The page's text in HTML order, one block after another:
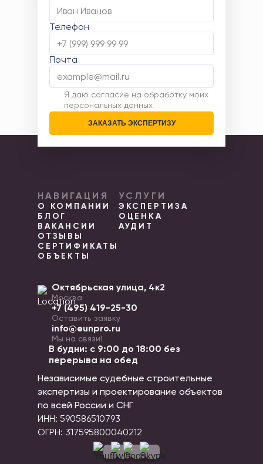
Телефон
Почта
Я даю согласие на обработку моих
персональных данных
ЗАКАЗАТЬ ЭКСПЕРТИЗУ
НАВИГАЦИЯ
О КОМПАНИИ
БЛОГ
ВАКАНСИИ
ОТЗЫВЫ
СЕРТИФИКАТЫ
ОБЪЕКТЫ
УСЛУГИ
ЭКСПЕРТИЗА
ОЦЕНКА
АУДИТ
Октябрьская улица, 4к2
Москва
+7 (495) 419-25-30
Оставить заявку
info@eunpro.ru
Мы на связи!
В будни: с 9:00 до 18:00 без
перерыва на обед
Независимые судебные строительные
экспертизы и проектирование объектов
по всей России и СНГ
ИНН: 590586510793
ОГРН: 317595800040212